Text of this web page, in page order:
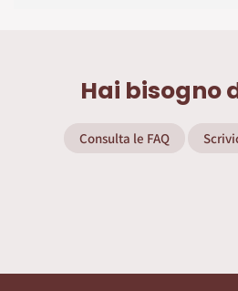
Hai bisogno
Consulta le FAQ